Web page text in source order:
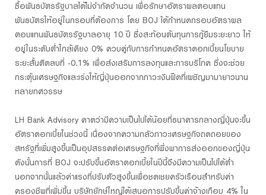
ซื้อพันธบัตรรัฐบาลได้ไม่จำกัดจำนวน เพื่อรักษาอัตราผลตอบแทน
พันธบัตรให้อยู่ในกรอบที่ต้องการ โดย BOJ ได้กำหนดกรอบอัตราผล
ตอบแทนพันธบัตรรัฐบาลอายุ 10 ปี ซึ่งสะท้อนต้นทุนการกู้ยืมระยะยาว ให้
อยู่ในระดับต่ำใกล้เคียง 0% ควบคู่กับการกำหนดอัตราดอกเบี้ยนโยบาย
ระยะสั้นติดลบที่ -0.1% เพื่อส่งเสริมการลงทุนและการบริโภค ซึ่งจะช่วย
กระตุ้นเศรษฐกิจและเร่งให้ญี่ปุ่นออกจากภาวะเงินฝืดที่เผชิญมามายาวนาน
หลายทศวรรษ
LH Bank Advisory คาดว่ามีความเป็นไปได้น้อยที่ธนาคารกลางญี่ปุ่นจะขึ้น
อัตราดอกเบี้ยในช่วงนี้ เนื่องจากความกลัวภาวะเศรษฐกิจถดถอยของ
สหรัฐที่เพิ่มสูงขึ้นเป็นอุปสรรคต่อเศรษฐกิจที่พึ่งพาการส่งออกของญี่ปุ่น
ดังนั้นการที่ BOJ จะปรับขึ้นอัตราดอกเบี้ยในปีนี้จึงมีความเป็นไปได้ต่ำ
นอกจากนั้นแล้วค่าแรงที่ปรับตัวสูงขึ้นเพื่อชดเชยครัวเรือนสำหรับค่า
ครองชีพที่เพิ่มขึ้น บริษัทยักษ์ใหญ่ได้เสนอการปรับขึ้นค่าจ้างเกือบ 4% ใน